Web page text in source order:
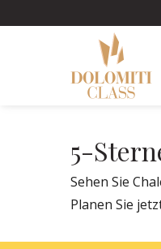
5-
Sehen Sie
Planen Sie